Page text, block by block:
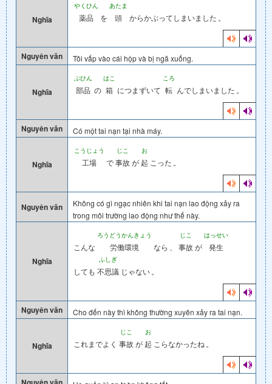
Nghĩa
やくひん
薬品 を
あたま
頭 からかぶってしまいました 。
Nguyên văn Tôi vấp vào cái hộp và bị ngã xuống.
Nghĩa
ぶひん
部品 の
はこ
箱 につまずいて
ころ
転 んでしまいました 。
Nguyên văn Có một tai nạn tại nhà máy.
Nghĩa
こうじょう
工場 で
じこ
事故が
お
起 こった 。
Nguyên văn
Không có gì ngạc nhiên khi tai nạn lao động xảy ra
trong môi trường lao động như thế này.
Nghĩa
こんな
ろうどうかんきょう
労働環境 なら
じこ
事故が
はっせい
発生
しても
ふしぎ
不思議 じゃない 。
Nguyên văn Cho đến này thì không thường xuyên xảy ra tai nạn.
Nghĩa これまでよく
じこ
事故が
お
起 こらなかったね 。